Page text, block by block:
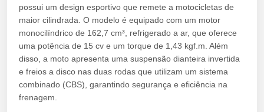
possui um design esportivo que remete a motocicletas de
maior cilindrada. O modelo é equipado com um motor
monocilíndrico de 162,7 cm³, refrigerado a ar, que oferece
uma potência de 15 cv e um torque de 1,43 kgf.m. Além
disso, a moto apresenta uma suspensão dianteira invertida
e freios a disco nas duas rodas que utilizam um sistema
combinado (CBS), garantindo segurança e eficiência na
frenagem.